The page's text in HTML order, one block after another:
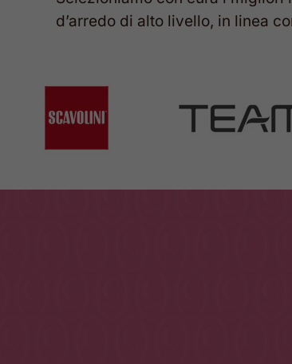
d’arredo di alto livello, in linea